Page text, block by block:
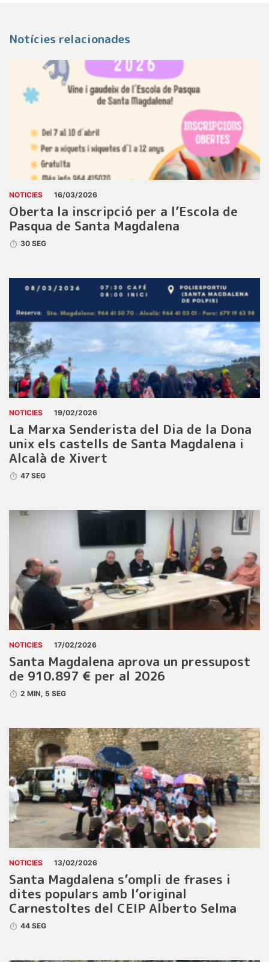
Notícies relacionades
NOTICIES 16/03/2026
Oberta la inscripció per a l’Escola de
Pasqua de Santa Magdalena
30 SEG
NOTICIES 19/02/2026
La Marxa Senderista del Dia de la Dona
unix els castells de Santa Magdalena i
Alcalà de Xivert
47 SEG
NOTICIES 17/02/2026
Santa Magdalena aprova un pressupost
de 910.897 € per al 2026
2 MIN, 5 SEG
NOTICIES 13/02/2026
Santa Magdalena s’ompli de frases i
dites populars amb l’original
Carnestoltes del CEIP Alberto Selma
44 SEG